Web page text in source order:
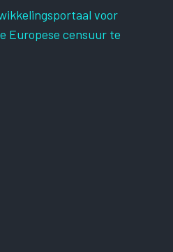
voor
Europese censuur te